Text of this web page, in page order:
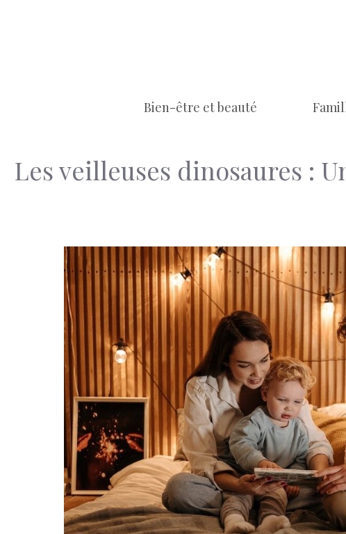
Bien-être et beauté
Les veilleuses dinosaures :